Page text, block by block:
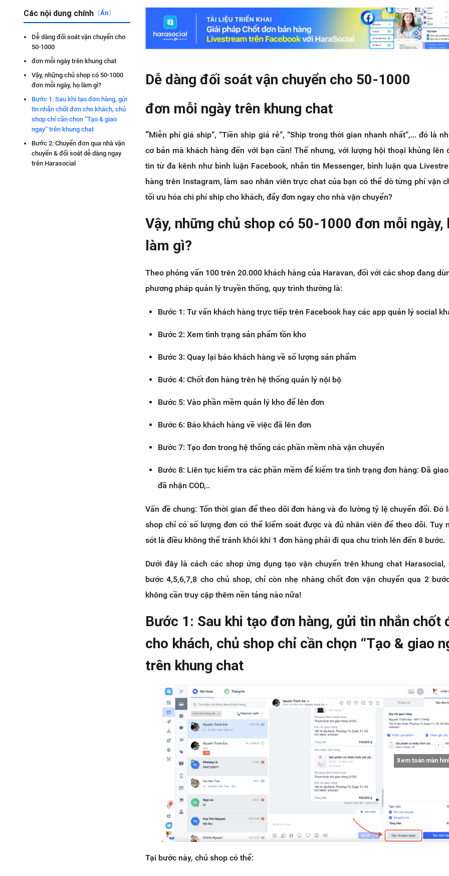
Các nội dung chính [Ẩn]
Dễ dàng đối soát vận chuyển cho
50-1000
đơn mỗi ngày trên khung chat
Vậy, những chủ shop có 50-1000
đơn mỗi ngày, họ làm gì?
Bước 1: Sau khi tạo đơn hàng, gửi
tin nhắn chốt đơn cho khách, chủ
shop chỉ cần chọn “Tạo & giao
ngay” trên khung chat
Bước 2: Chuyển đơn qua nhà vận
chuyển & đối soát dễ dàng ngay
trên Harasocial
Dễ dàng đối soát vận chuyển cho 50-1000
đơn mỗi ngày trên khung chat
“Miễn phí giá ship”, “Tiền ship giá rẻ”, “Ship trong thời gian nhanh nhất”,... đó là
cơ bản mà khách hàng đến với bạn cần! Thế nhưng, với lượng hội thoại khủng lên
tin từ đa kênh như bình luận Facebook, nhắn tin Messenger, bình luận qua
hàng trên Instagram, làm sao nhân viên trực chat của bạn có thể dò từng phí vận
tối ưu hóa chi phí ship cho khách, đẩy đơn ngay cho nhà vận chuyển?
Vậy, những chủ shop có 50-1000 đơn mỗi ngày,
làm gì?
Theo phỏng vấn 100 trên 20.000 khách hàng của Haravan, đối với các shop đang
phương pháp quản lý truyền thống, quy trình thường là:
Bước 1: Tư vấn khách hàng trực tiếp trên Facebook hay các app quản lý social
Bước 2: Xem tình trạng sản phẩm tồn kho
Bước 3: Quay lại báo khách hàng về số lượng sản phẩm
Bước 4: Chốt đơn hàng trên hệ thống quản lý nội bộ
Bước 5: Vào phần mềm quản lý kho để lên đơn
Bước 6: Báo khách hàng về việc đã lên đơn
Bước 7: Tạo đơn trong hệ thống các phần mềm nhà vận chuyển
Bước 8: Liên tục kiểm tra các phần mềm để kiểm tra tình trạng đơn hàng: Đã
đã nhận COD,..
Vấn đề chung: Tốn thời gian để theo dõi đơn hàng và đo lường tỷ lệ chuyển đổi. Đó
shop chỉ có số lượng đơn có thể kiểm soát được và đủ nhân viên để theo dõi. Tuy
sót là điều không thể tránh khỏi khi 1 đơn hàng phải đi qua chu trình lên đến 8 bước.
Dưới đây là cách các shop ứng dụng tạo vận chuyển trên khung chat Harasocial,
bước 4,5,6,7,8 cho chủ shop, chỉ còn nhẹ nhàng chốt đơn vận chuyển qua 2
không cần truy cập thêm nền tảng nào nữa!
Bước 1: Sau khi tạo đơn hàng, gửi tin nhắn chốt
cho khách, chủ shop chỉ cần chọn “Tạo & giao
trên khung chat
Xem toàn màn
Tại bước này, chủ shop có thể: